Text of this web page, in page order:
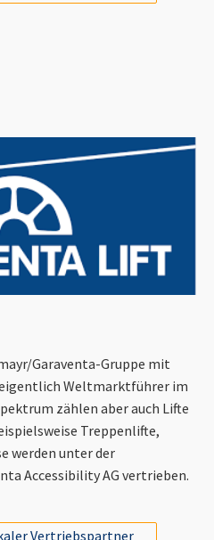
Garaventa-Gruppe mit
Weltmarktführer im
zählen aber auch Lifte
Treppenlifte,
werden unter der
Accessibility AG vertrieben.
Vertriebspartner